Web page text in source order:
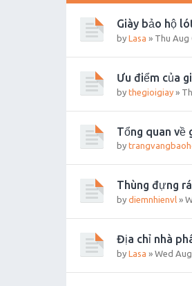
Giày bảo hộ
by Lasa » Thu Aug
Ưu điểm của
by thegioigiay »
Tổng quan về
by
Thùng đựng
by diemnhienvl »
Địa chỉ nhà
by Lasa » Wed